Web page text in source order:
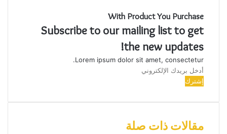
With Product You Purchase
Subscribe to our mailing list to get
the new updates!
Lorem ipsum dolor sit amet, consectetur.
أدخل
بريدك
مقالات ذات صلة